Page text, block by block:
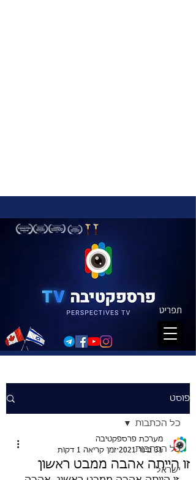
תפריט
פוסט
כל הכתבות
ישראל
כל הכתבות
זו הייתה אהבה ממבט ראשון
מערכת פרספקטיבה
31 בינו׳ 2021
זמן קריאה 1 דקות